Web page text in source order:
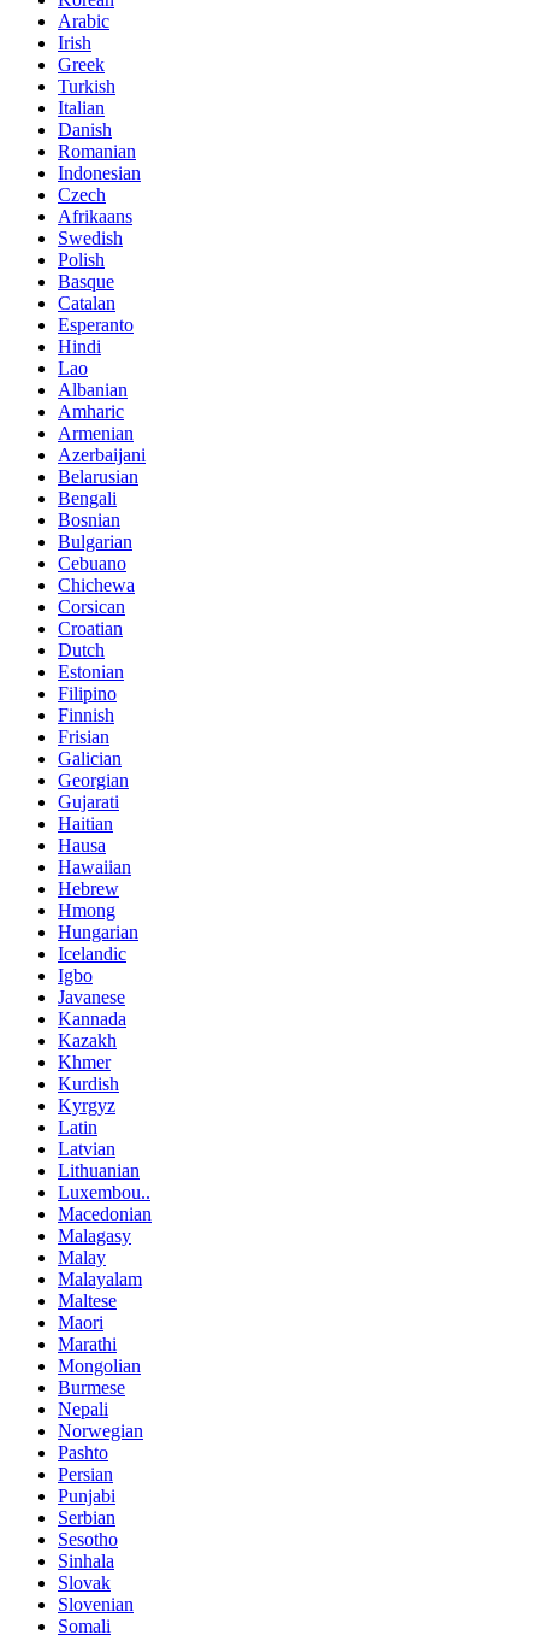
Arabic
Irish
Greek
Turkish
Italian
Danish
Romanian
Indonesian
Czech
Afrikaans
Swedish
Polish
Basque
Catalan
Esperanto
Hindi
Lao
Albanian
Amharic
Armenian
Azerbaijani
Belarusian
Bengali
Bosnian
Bulgarian
Cebuano
Chichewa
Corsican
Croatian
Dutch
Estonian
Filipino
Finnish
Frisian
Galician
Georgian
Gujarati
Haitian
Hausa
Hawaiian
Hebrew
Hmong
Hungarian
Icelandic
Igbo
Javanese
Kannada
Kazakh
Khmer
Kurdish
Kyrgyz
Latin
Latvian
Lithuanian
Luxembou..
Macedonian
Malagasy
Malay
Malayalam
Maltese
Maori
Marathi
Mongolian
Burmese
Nepali
Norwegian
Pashto
Persian
Punjabi
Serbian
Sesotho
Sinhala
Slovak
Slovenian
Somali